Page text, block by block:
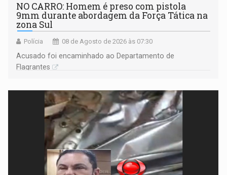
NO CARRO: Homem é preso com pistola
9mm durante abordagem da Força Tática na
zona Sul
Polícia 08 de Agosto de 2026 às 07:30
Acusado foi encaminhado ao Departamento de
Flagrantes